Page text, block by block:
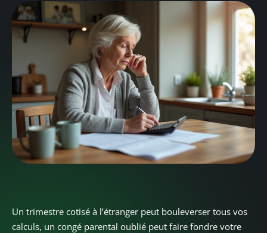
Un trimestre cotisé à l’étranger peut bouleverser tous vos
calculs, un congé parental oublié peut faire fondre votre